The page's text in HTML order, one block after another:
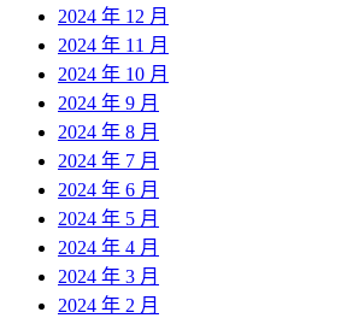
2024 年 12 月
2024 年 11 月
2024 年 10 月
2024 年 9 月
2024 年 8 月
2024 年 7 月
2024 年 6 月
2024 年 5 月
2024 年 4 月
2024 年 3 月
2024 年 2 月